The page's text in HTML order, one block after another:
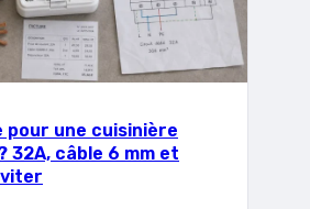
pour une cuisinière
32A, câble 6 mm et